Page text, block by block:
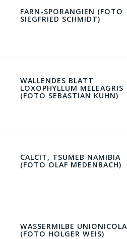
FARN-SPORANGIEN (FOTO
SIEGFRIED SCHMIDT)
WALLENDES BLATT
LOXOPHYLLUM MELEAGRIS
(FOTO SEBASTIAN KUHN)
CALCIT, TSUMEB NAMIBIA
(FOTO OLAF MEDENBACH)
WASSERMILBE UNIONICOLA
(FOTO HOLGER WEIS)